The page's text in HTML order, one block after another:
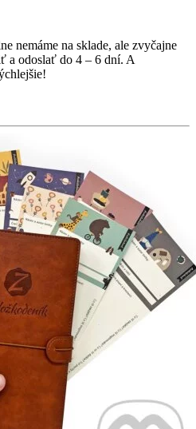
nemáme na sklade, ale zvyčajne
a odoslať do 4 – 6 dní. A